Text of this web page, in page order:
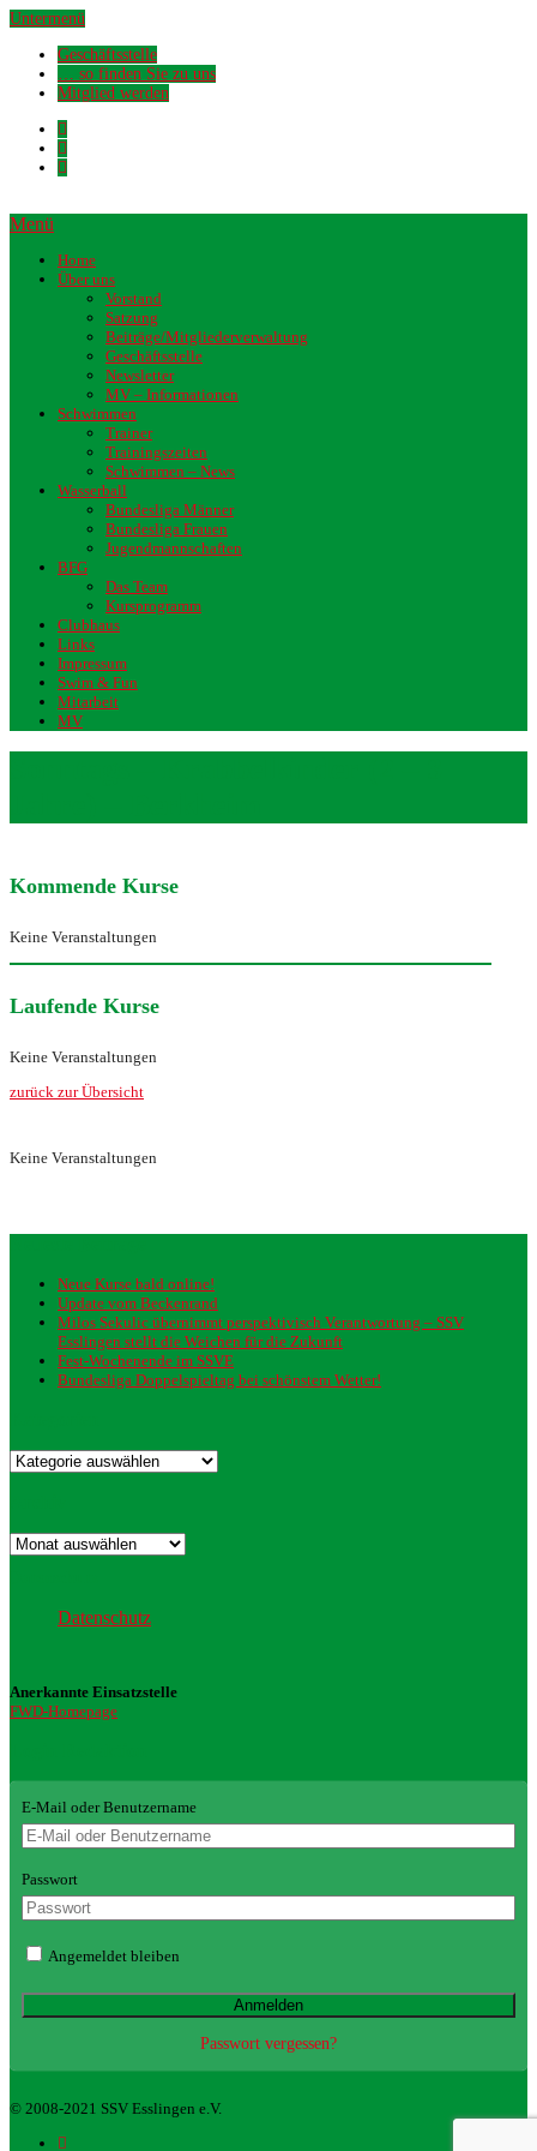
Untermenü
Geschäftsstelle
… so finden Sie zu uns
Mitglied werden
Menü
Home
Über uns
Vorstand
Satzung
Beiträge/Mitgliederverwaltung
Geschäftsstelle
Newsletter
MV – Informationen
Schwimmen
Trainer
Trainingszeiten
Schwimmen – News
Wasserball
Bundesliga Männer
Bundesliga Frauen
Jugendmannschaften
BFG
Das Team
Kursprogramm
Clubhaus
Links
Impressum
Swim & Fun
Mitarbeit
MV
Kommende Kurse
Keine Veranstaltungen
Laufende Kurse
Keine Veranstaltungen
zurück zur Übersicht
Keine Veranstaltungen
Neue Kurse bald online!
Update vom Beckenrand
Milos Sekulic übernimmt perspektivisch Verantwortung – SSV
Esslingen stellt die Weichen für die Zukunft
Fest-Wochenende im SSVE
Bundesliga Doppelspieltag bei schönstem Wetter!
Kategorien
Archiv
Datenschutz
Anerkannte Einsatzstelle
FWD-Homepage
E-Mail oder Benutzername
Passwort
Angemeldet bleiben
Passwort vergessen?
© 2008-2021 SSV Esslingen e.V.